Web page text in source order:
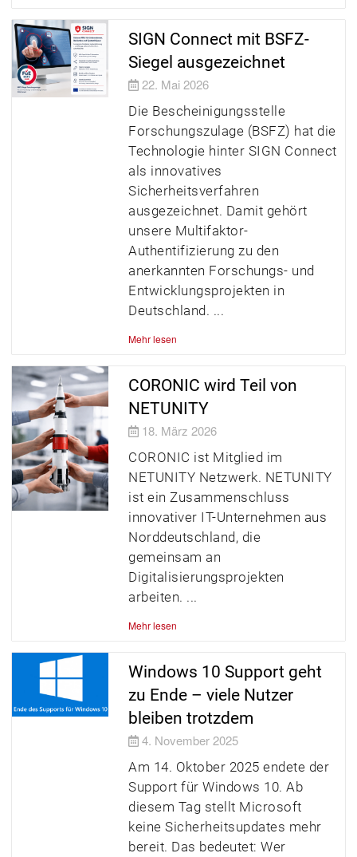
SIGN Connect mit BSFZ-
Siegel ausgezeichnet
22. Mai 2026
Die Bescheinigungsstelle
Forschungszulage (BSFZ) hat die
Technologie hinter SIGN Connect
als innovatives
Sicherheitsverfahren
ausgezeichnet. Damit gehört
unsere Multifaktor-
Authentifizierung zu den
anerkannten Forschungs- und
Entwicklungsprojekten in
Deutschland.
Mehr lesen
CORONIC wird Teil von
NETUNITY
18. März 2026
CORONIC ist Mitglied im
NETUNITY Netzwerk. NETUNITY
ist ein Zusammenschluss
innovativer IT-Unternehmen aus
Norddeutschland, die
gemeinsam an
Digitalisierungsprojekten
arbeiten.
Mehr lesen
Windows 10 Support geht
zu Ende – viele Nutzer
bleiben trotzdem
4. November 2025
Am 14. Oktober 2025 endete der
Support für Windows 10. Ab
diesem Tag stellt Microsoft
keine Sicherheitsupdates mehr
bereit. Das bedeutet: Wer